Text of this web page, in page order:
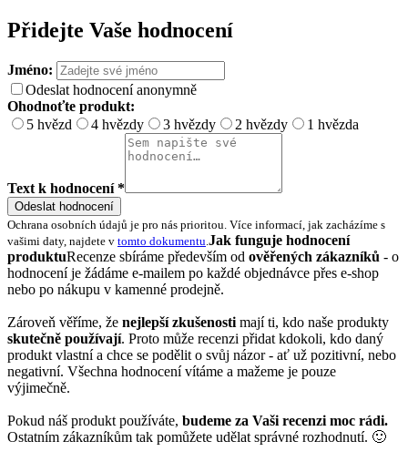
Přidejte Vaše hodnocení
Jméno:
Odeslat hodnocení anonymně
Ohodnoťte produkt:
5 hvězd
4 hvězdy 3 hvězdy 2 hvězdy 1 hvězda
Text k hodnocení *
Odeslat hodnocení
Ochrana osobních údajů je pro nás prioritou. Více informací, jak zacházíme s
vašimi daty, najdete v tomto dokumentu Jak funguje hodnocení
produktuRecenze sbíráme především od ověřených zákazníků - o
hodnocení je žádáme e-mailem po každé objednávce přes e-shop
nebo po nákupu v kamenné prodejně.
Zároveň věříme, že nejlepší zkušenosti mají ti, kdo naše produkty
skutečně používají. Proto může recenzi přidat kdokoli, kdo daný
produkt vlastní a chce se podělit o svůj názor - ať už pozitivní, nebo
negativní. Všechna hodnocení vítáme a mažeme je pouze
výjimečně.
Pokud náš produkt používáte, budeme za Vaši recenzi moc rádi.
Ostatním zákazníkům tak pomůžete udělat správné rozhodnutí. 🙂